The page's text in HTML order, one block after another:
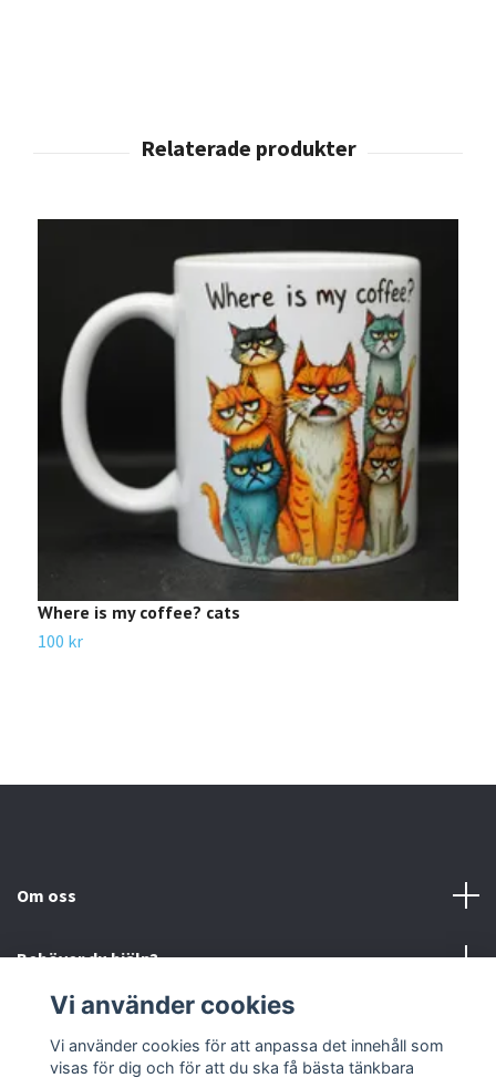
Where is my coffee? cats
100 kr
Om oss
Behöver du hjälp?
Läs mer
Vi använder cookies
Vi använder cookies för att anpassa det innehåll som
visas för dig och för att du ska få bästa tänkbara